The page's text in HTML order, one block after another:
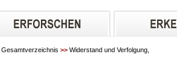
Gesamtverzeichnis >> Widerstand und Verfolgung,